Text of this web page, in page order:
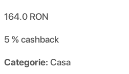
164.0 RON
5 %cashback
Categorie: Casa